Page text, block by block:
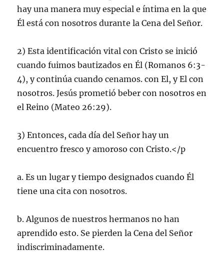
hay una manera muy especial e íntima en la que
Él está con nosotros durante la Cena del Señor.
2) Esta identificación vital con Cristo se inició
cuando fuimos bautizados en Él (Romanos 6:3-
4), y continúa cuando cenamos. con El, y El con
nosotros. Jesús prometió beber con nosotros en
el Reino (Mateo 26:29).
3) Entonces, cada día del Señor hay un
encuentro fresco y amoroso con Cristo.</p
a. Es un lugar y tiempo designados cuando Él
tiene una cita con nosotros.
b. Algunos de nuestros hermanos no han
aprendido esto. Se pierden la Cena del Señor
indiscriminadamente.